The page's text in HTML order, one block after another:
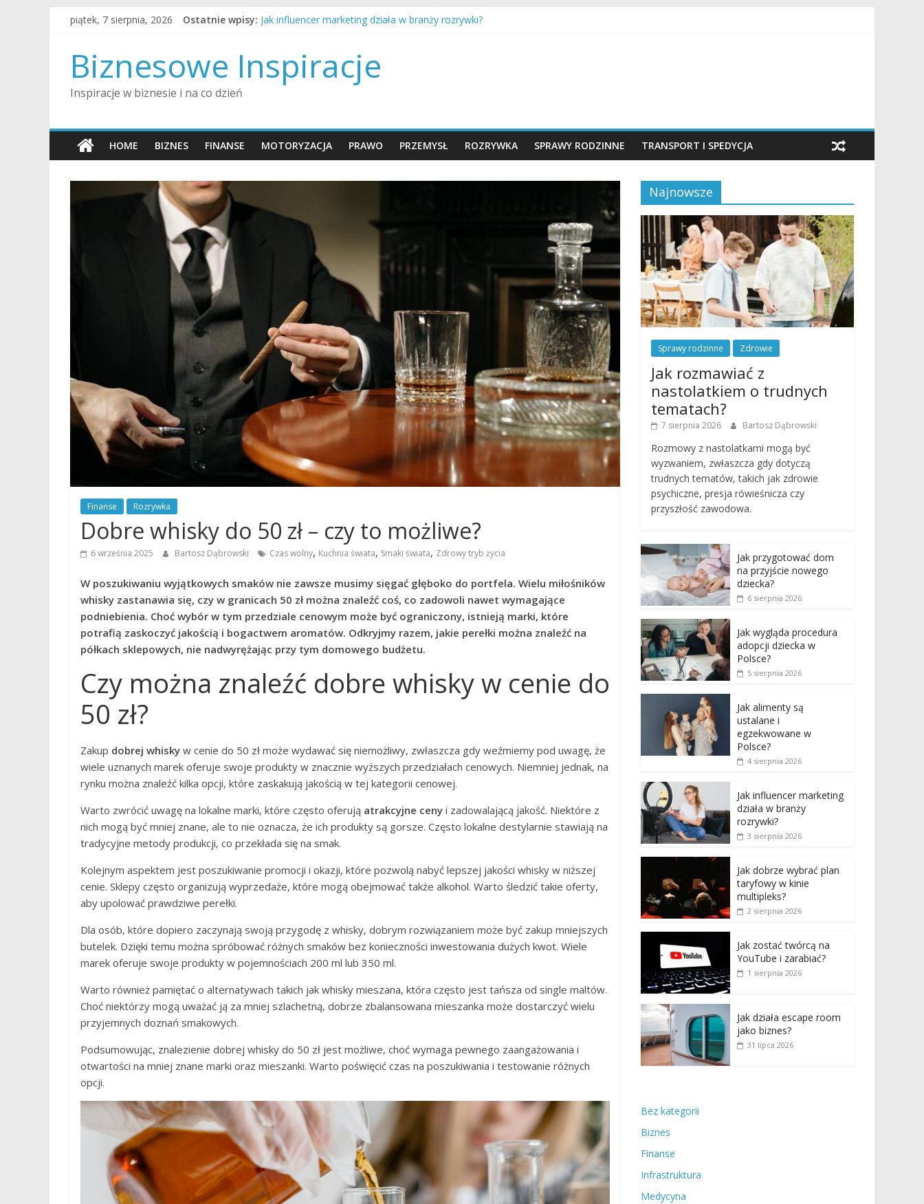
Skippiątek, 7 sierpnia, 2026 Ostatnie wpisy: Jak influencer marketing działa w branży rozrywki?
Jak wygląda procedura adopcji dziecka w Polsce?
Jak alimenty są ustalane i egzekwowane w Polsce?
Biznesowe Inspiracje
Inspiracje w biznesie i na co dzień
HOME BIZNES FINANSE MOTORYZACJA PRAWO PRZEMYSŁ ROZRYWKA SPRAWY RODZINNE TRANSPORT I SPEDYCJA
Finanse Rozrywka
Dobre whisky do 50 zł – czy to możliwe?
6 września 2025 Bartosz Dąbrowski Czas wolny, Kuchnia świata, Smaki świata, Zdrowy tryb życia
W poszukiwaniu wyjątkowych smaków nie zawsze musimy sięgać głęboko do portfela. Wielu miłośników
whisky zastanawia się, czy w granicach 50 zł można znaleźć coś, co zadowoli nawet wymagające
podniebienia. Choć wybór w tym przedziale cenowym może być ograniczony, istnieją marki, które
potrafią zaskoczyć jakością i bogactwem aromatów. Odkryjmy razem, jakie perełki można znaleźć na
półkach sklepowych, nie nadwyrężając przy tym domowego budżetu.
Czy można znaleźć dobre whisky w cenie do
50 zł?
Zakup dobrej whisky w cenie do 50 zł może wydawać się niemożliwy, zwłaszcza gdy weźmiemy pod uwagę, że
wiele uznanych marek oferuje swoje produkty w znacznie wyższych przedziałach cenowych. Niemniej jednak, na
rynku można znaleźć kilka opcji, które zaskakują jakością w tej kategorii cenowej.
Warto zwrócić uwagę na lokalne marki, które często oferują atrakcyjne ceny i zadowalającą jakość. Niektóre z
nich mogą być mniej znane, ale to nie oznacza, że ich produkty są gorsze. Często lokalne destylarnie stawiają na
tradycyjne metody produkcji, co przekłada się na smak.
Kolejnym aspektem jest poszukiwanie promocji i okazji, które pozwolą nabyć lepszej jakości whisky w niższej
cenie. Sklepy często organizują wyprzedaże, które mogą obejmować także alkohol. Warto śledzić takie oferty,
aby upolować prawdziwe perełki.
Dla osób, które dopiero zaczynają swoją przygodę z whisky, dobrym rozwiązaniem może być zakup mniejszych
butelek. Dzięki temu można spróbować różnych smaków bez konieczności inwestowania dużych kwot. Wiele
marek oferuje swoje produkty w pojemnościach 200 ml lub 350 ml.
Warto również pamiętać o alternatywach takich jak whisky mieszana, która często jest tańsza od single maltów.
Choć niektórzy mogą uważać ją za mniej szlachetną, dobrze zbalansowana mieszanka może dostarczyć wielu
przyjemnych doznań smakowych.
Podsumowując, znalezienie dobrej whisky do 50 zł jest możliwe, choć wymaga pewnego zaangażowania i
otwartości na mniej znane marki oraz mieszanki. Warto poświęcić czas na poszukiwania i testowanie różnych
opcji.
Najnowsze
Sprawy rodzinne Zdrowie
Jak rozmawiać z
nastolatkiem o trudnych
tematach?
7 sierpnia 2026 Bartosz Dąbrowski
Rozmowy z nastolatkami mogą być
wyzwaniem, zwłaszcza gdy dotyczą
trudnych tematów, takich jak zdrowie
psychiczne, presja rówieśnicza czy
przyszłość zawodowa.
Jak przygotować dom
na przyjście nowego
dziecka?
6 sierpnia 2026
Jak wygląda procedura
adopcji dziecka w
Polsce?
5 sierpnia 2026
Jak alimenty są
ustalane i
egzekwowane w
Polsce?
4 sierpnia 2026
Jak influencer marketing
działa w branży
rozrywki?
3 sierpnia 2026
Jak dobrze wybrać plan
taryfowy w kinie
multipleks?
2 sierpnia 2026
Jak zostać twórcą na
YouTube i zarabiać?
1 sierpnia 2026
Jak działa escape room
jako biznes?
31 lipca 2026
Bez kategorii
Biznes
Finanse
Infrastruktura
Medycyna